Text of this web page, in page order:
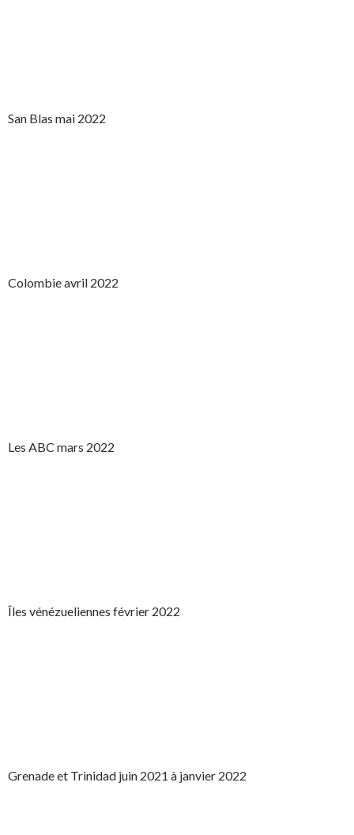
San Blas mai 2022
Colombie avril 2022
Les ABC mars 2022
Îles vénézueliennes février 2022
Grenade et Trinidad juin 2021 à janvier 2022